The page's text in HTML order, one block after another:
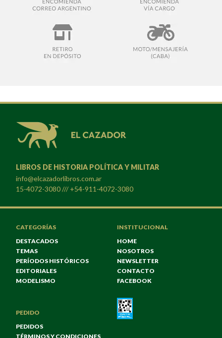
LIBROS DE HISTORIA POLÍTICA Y MILITAR
info@elcazadorlibros.com.ar
15-4072-3080 /// +54-911-4072-3080
CATEGORÍAS
DESTACADOS
TEMAS
PERÍODOS HISTÓRICOS
EDITORIALES
MODELISMO
INSTITUCIONAL
HOME
NOSOTROS
NEWSLETTER
CONTACTO
FACEBOOK
PEDIDO
PEDIDOS
TÉRMINOS Y CONDICIONES